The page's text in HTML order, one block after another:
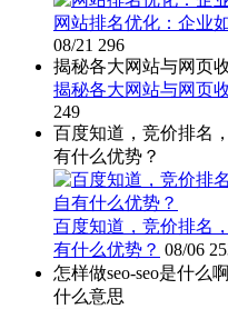
网站排名优化：企业
08/21 296
揭秘各大网站与网页
揭秘各大网站与网页
249
百度知道，竞价排名
有什么优势？
百度知道，竞价排名
有什么优势？ 08/06
怎样做seo-seo是什么
什么意思